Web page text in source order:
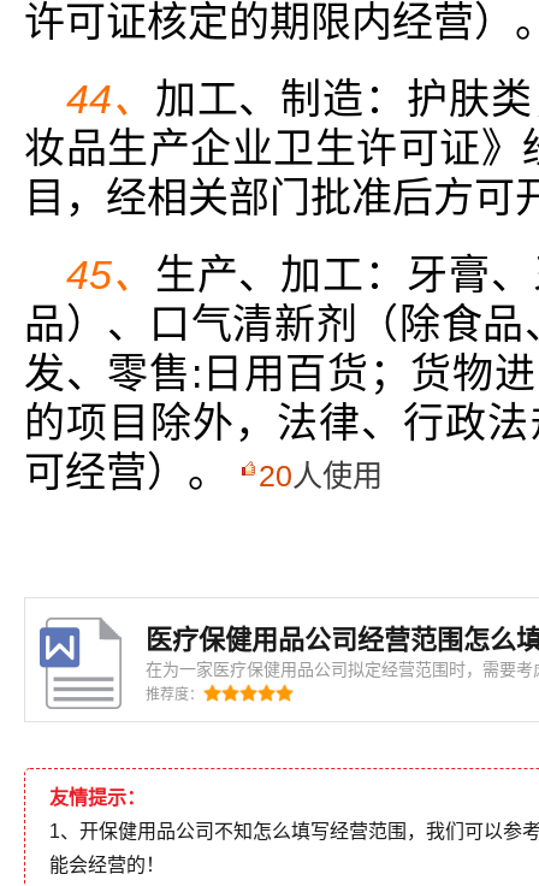
许可证核定的期限内经营）
44、 加工、制造：护肤
妆品生产企业卫生许可证
目，经相关部门批准后方可
45、 生产、加工：牙膏
品）、口气清新剂（除食
发、零售:日用百货；货物
的项目除外，法律、行政
可经营）。
20人使用
医疗保健用品公司经营范围怎么
在为一家医疗保健用品公司拟定经营范围时，需要
的核心业务方向、市场需求以及未来可能的发展领
及医疗器械、健康产品以及相关服务等多个方面，
推荐度：
友情提示：
1、开保健用品公司不知怎么填写经营范围，我们可以参
能会经营的！